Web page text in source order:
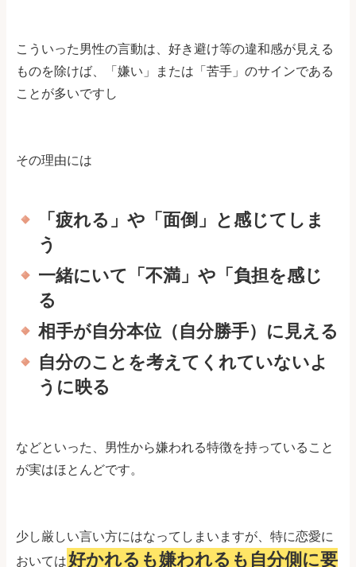
こういった男性の言動は、好き避け等の違和感が見える
ものを除けば、「嫌い」または「苦手」のサインである
ことが多いですし
その理由には
「疲れる」や「面倒」と感じてしま
う
一緒にいて「不満」や「負担を感じ
る
相手が自分本位（自分勝手）に見える
自分のことを考えてくれていないよ
うに映る
などといった、男性から嫌われる特徴を持っていること
が実はほとんどです。
少し厳しい言い方にはなってしまいますが、特に恋愛に
おいては好かれるも嫌われるも自分側に要